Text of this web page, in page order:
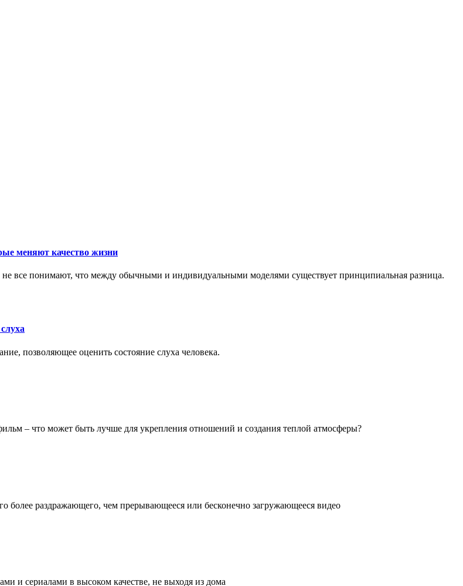
меняют качество жизни
все понимают, что между обычными и индивидуальными моделями существует принципиальная разница.
позволяющее оценить состояние слуха человека.
– что может быть лучше для укрепления отношений и создания теплой атмосферы?
более раздражающего, чем прерывающееся или бесконечно загружающееся видео
и сериалами в высоком качестве, не выходя из дома